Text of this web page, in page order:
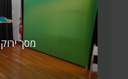
מסך ירוק